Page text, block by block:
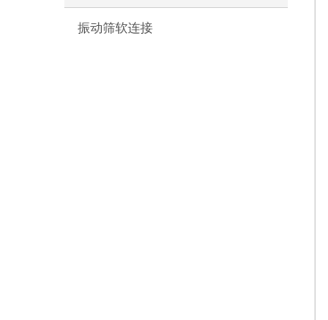
振动筛软连接